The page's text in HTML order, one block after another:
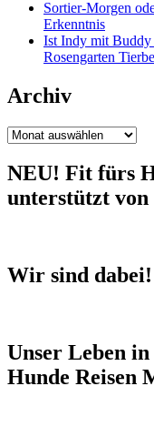
Sortier-Morgen
Erkenntnis
Ist Indy mit Buddy
Rosengarten
Archiv
Archiv
NEU! Fit fürs
unterstützt von
Wir sind dabei!
Unser Leben
Hunde Reisen